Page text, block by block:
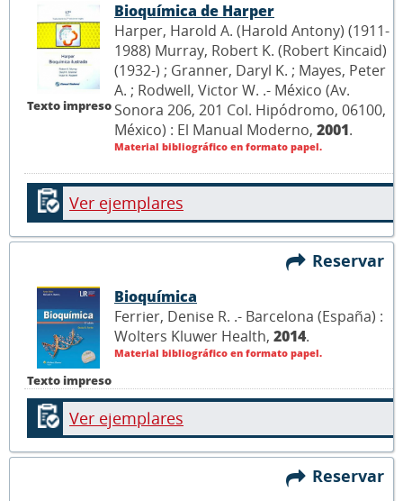
Texto impreso
Bioquímica de Harper
Harper, Harold A. (Harold Antony) (1911-
1988) Murray, Robert K. (Robert Kincaid)
(1932-) ; Granner, Daryl K. ; Mayes, Peter
A. ; Rodwell, Victor W. .- México (Av.
Sonora 206, 201 Col. Hipódromo, 06100,
México) : El Manual Moderno, 2001.
Material bibliográfico en formato papel.
Ver ejemplares
Reservar
Texto impreso
Bioquímica
Ferrier, Denise R. .- Barcelona (España) :
Wolters Kluwer Health, 2014.
Material bibliográfico en formato papel.
Ver ejemplares
Reservar